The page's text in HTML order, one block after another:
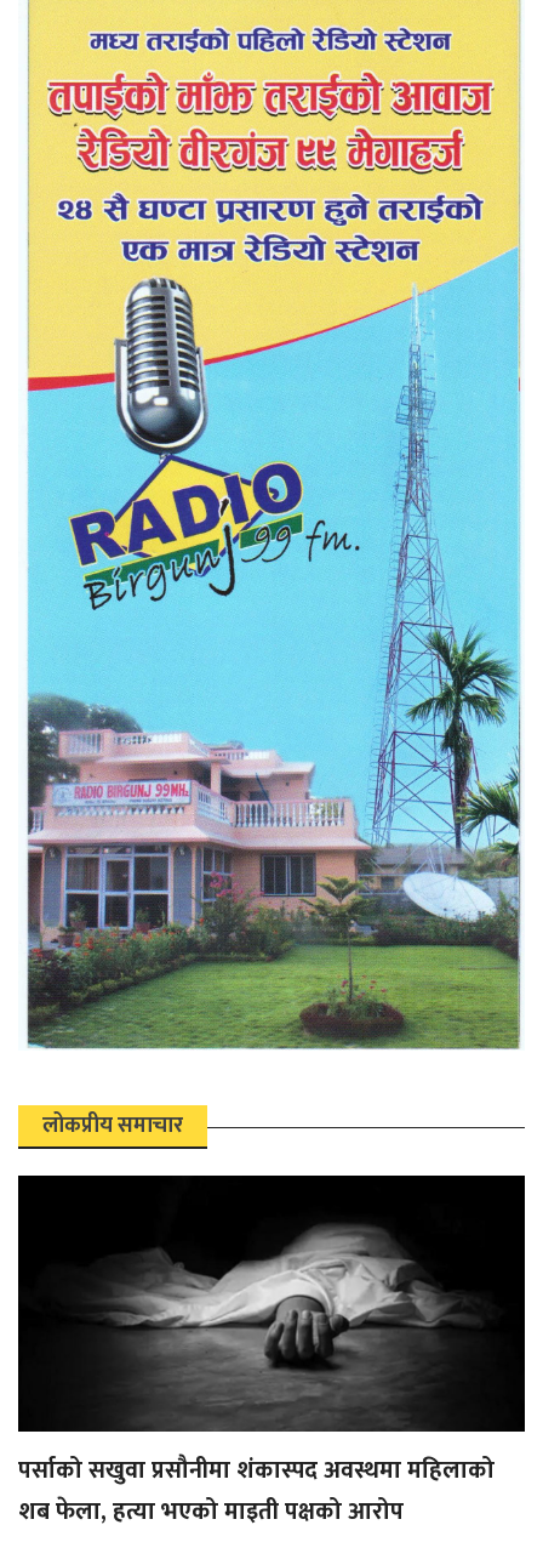
लोकप्रीय समाचार
पर्साको सखुवा प्रसौनीमा शंकास्पद अवस्थमा महिलाको
शब फेला, हत्या भएको माइती पक्षको आरोप